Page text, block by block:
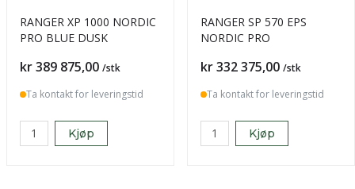
RANGER XP 1000 NORDIC
PRO BLUE DUSK
Pris
kr 389 875,00 /stk
Ta kontakt for leveringstid
Kjøp
RANGER SP 570 EPS
NORDIC PRO
Pris
kr 332 375,00 /stk
Ta kontakt for leveringstid
Kjøp